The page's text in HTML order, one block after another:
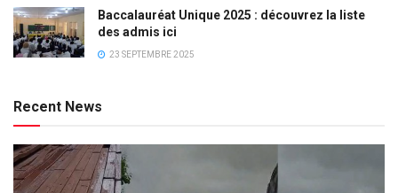
Baccalauréat Unique 2025 : découvrez la liste
des admis ici
23 SEPTEMBRE 2025
Recent News